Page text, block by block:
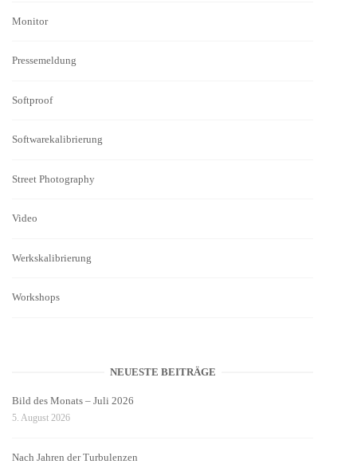
Monitor
Pressemeldung
Softproof
Softwarekalibrierung
Street Photography
Video
Werkskalibrierung
Workshops
NEUESTE BEITRÄGE
Bild des Monats – Juli 2026
5. August 2026
Nach Jahren der Turbulenzen